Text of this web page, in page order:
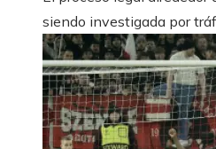
siendo investigada por